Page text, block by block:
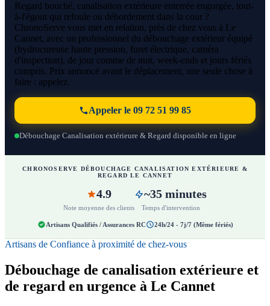
Regard bouché, canalisation extérieure enterrée engorgée, tout-
à-l'égout qui refoule ou débordement dans la cour ?
ChronoServe vous met en relation, près de chez vous à Le
Cannet, avec un professionnel du débouchage extérieur équipé
(hydrocureuse haute pression, furet électrique, caméra
d'inspection), de jour comme de nuit, week-ends et jours fériés
compris. Prix annoncé avant le déplacement, une seule chose à
faire : appelez.
Appeler le 09 72 51 99 85
Débouchage Canalisation extérieure & Regard disponible en ligne
CHRONOSERVE DÉBOUCHAGE CANALISATION EXTÉRIEURE &
REGARD LE CANNET
4.9
Note moyenne des clients
~35 minutes
Temps d'intervention
Artisans Qualifiés / Assurances RC 24h/24 - 7j/7 (Même fériés)
Artisans de Confiance à proximité de chez-vous
Débouchage de canalisation extérieure et
de regard en urgence à Le Cannet